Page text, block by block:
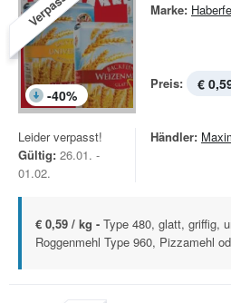
-40%
Marke:
Preis: €
Leider verpasst!
Gültig: 26.01. -
01.02.
Händler:
€ 0,59 / kg - Type 480, glatt, griffig,
Roggenmehl Type 960, Pizzamehl